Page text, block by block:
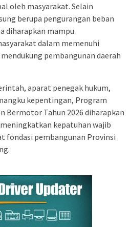
oleh masyarakat. Selain
berupa pengurangan beban
diharapkan mampu
dalam memenuhi
pembangunan daerah
aparat penegak hukum,
kepentingan, Program
Bermotor Tahun 2026 diharapkan
kepatuhan wajib
fondasi pembangunan Provinsi